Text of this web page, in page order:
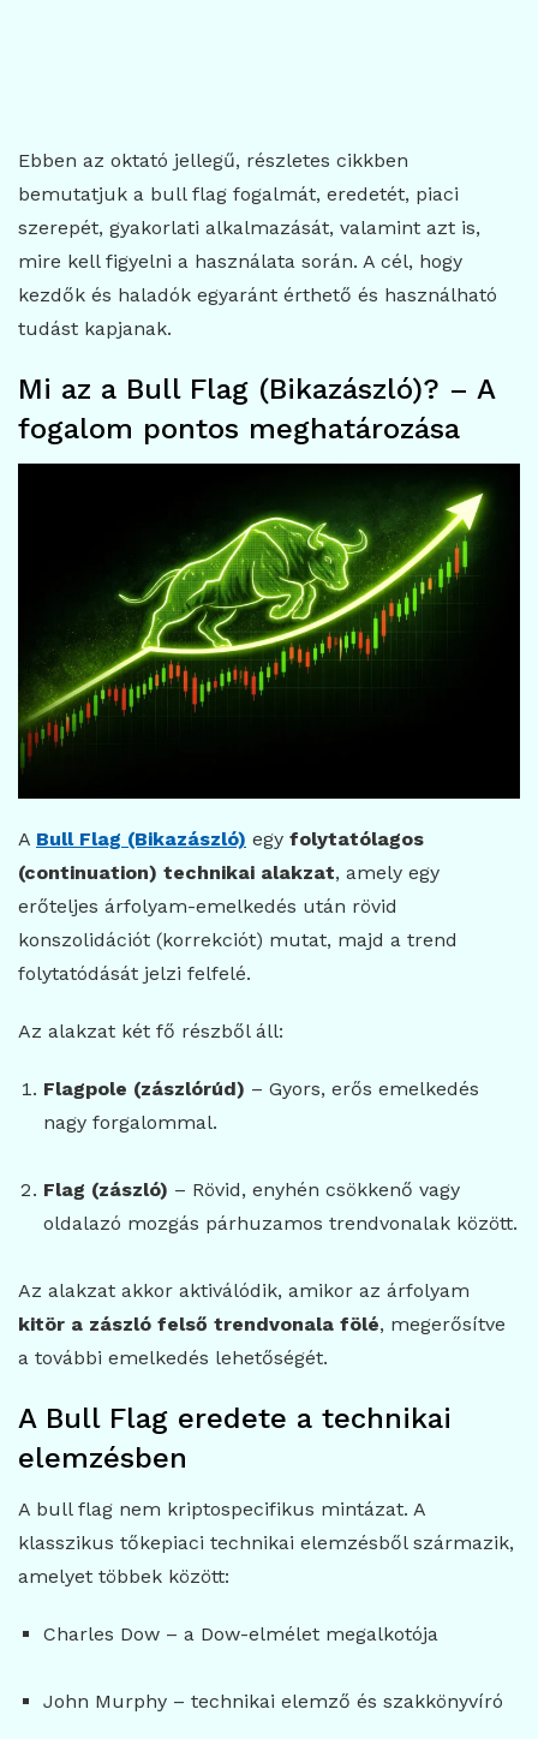
Ebben az oktató jellegű, részletes cikkben
bemutatjuk a bull flag fogalmát, eredetét, piaci
szerepét, gyakorlati alkalmazását, valamint azt is,
mire kell figyelni a használata során. A cél, hogy
kezdők és haladók egyaránt érthető és használható
tudást kapjanak.
Mi az a Bull Flag (Bikazászló)? – A
fogalom pontos meghatározása
A Bull Flag (Bikazászló) egy folytatólagos
(continuation) technikai alakzat, amely egy
erőteljes árfolyam-emelkedés után rövid
konszolidációt (korrekciót) mutat, majd a trend
folytatódását jelzi felfelé.
Az alakzat két fő részből áll:
Flagpole (zászlórúd) – Gyors, erős emelkedés
nagy forgalommal.
Flag (zászló) – Rövid, enyhén csökkenő vagy
oldalazó mozgás párhuzamos trendvonalak között.
Az alakzat akkor aktiválódik, amikor az árfolyam
kitör a zászló felső trendvonala fölé, megerősítve
a további emelkedés lehetőségét.
A Bull Flag eredete a technikai
elemzésben
A bull flag nem kriptospecifikus mintázat. A
klasszikus tőkepiaci technikai elemzésből származik,
amelyet többek között:
Charles Dow– a Dow-elmélet megalkotója
John Murphy– technikai elemző és szakkönyvíró